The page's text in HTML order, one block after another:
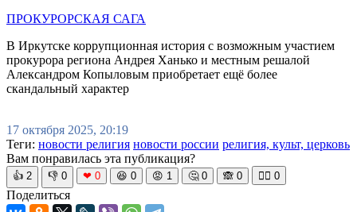
ПРОКУРОРСКАЯ САГА
В Иркутске коррупционная история с возможным участием
прокурора региона Андрея Ханько и местным решалой
Александром Копыловым приобретает ещё более
скандальный характер
17 октября 2025, 20:19
Теги: новости религия новости россии религия, культ, церковь
Вам понравилась эта публикация?
👍 2 👎 0 ❤ 0 😆 0 😡 1 🤔 0 🙈 0 🧘‍♀️ 0
Поделиться